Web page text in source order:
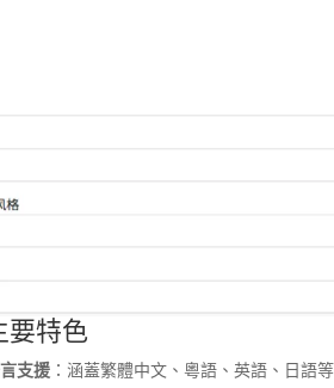
要特色
支援 ：涵蓋繁體中文、粵語、英語、日語